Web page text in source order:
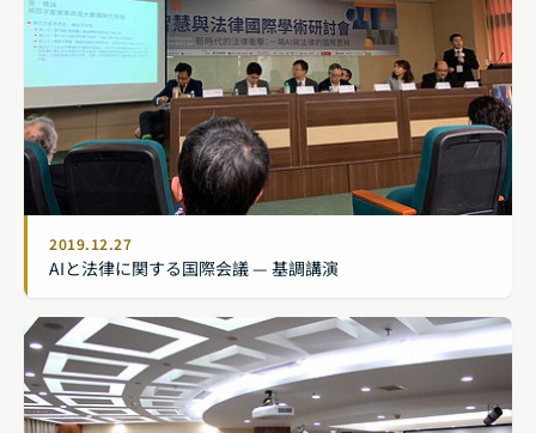
2019.12.27
AIと法律に関する国際会議 — 基調講演